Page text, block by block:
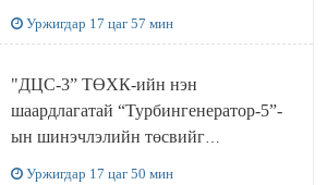
Уржигдар 17 цаг 57 мин
"ДЦС-3” ТӨХК-ийн нэн
шаардлагатай “Турбингенератор-5”-
ын шинэчлэлийн төсвийг
Уржигдар 17 цаг 50 мин